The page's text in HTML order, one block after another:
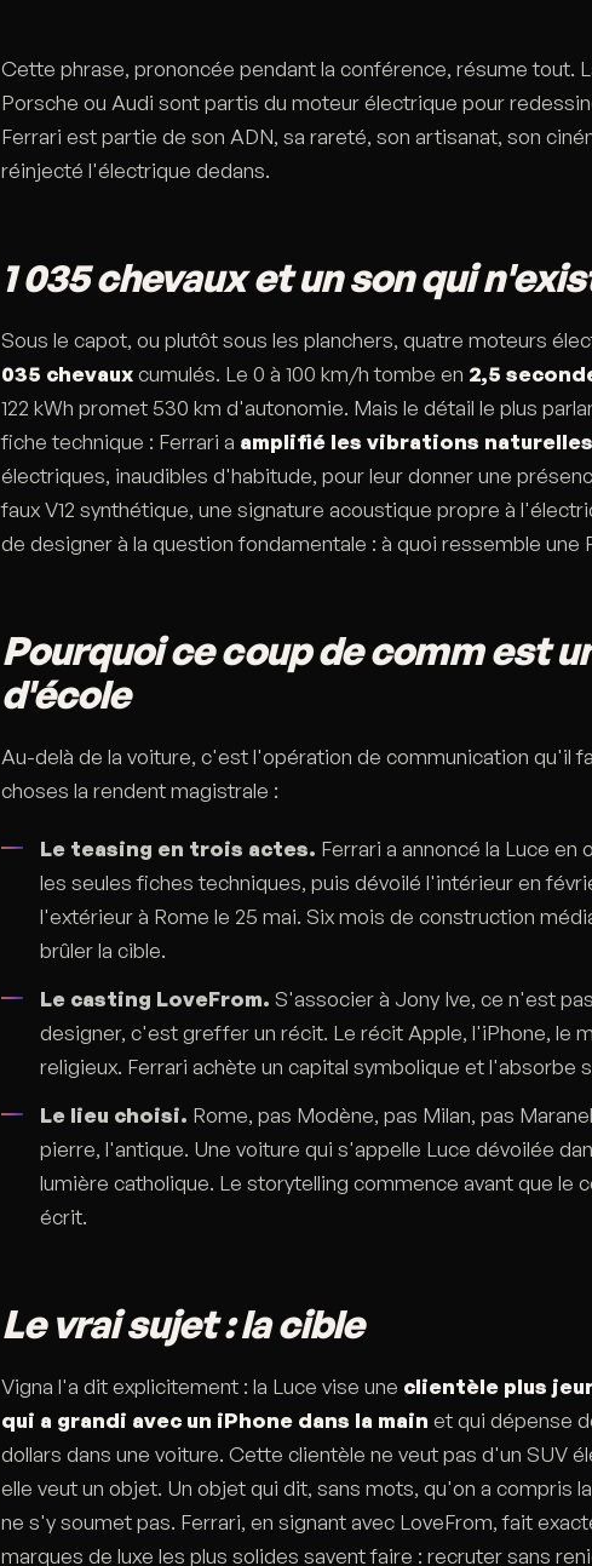
Cette phrase, prononcée pendant la conférence, résume tout.
Porsche ou Audi sont partis du moteur électrique pour
Ferrari est partie de son ADN, sa rareté, son artisanat, son
réinjecté l'électrique dedans.
1 035 chevaux et un son qui
Sous le capot, ou plutôt sous les planchers, quatre moteurs
035 chevauxcumulés. Le 0 à 100 km/h tombe en 2,5
122 kWh promet 530 km d'autonomie. Mais le détail le plus
fiche technique : Ferrari a amplifié les vibrations naturelles
électriques, inaudibles d'habitude, pour leur donner une
faux V12 synthétique, une signature acoustique propre à
de designer à la question fondamentale : à quoi ressemble une
Pourquoi ce coup de comm est
d'école
Au-delà de la voiture, c'est l'opération de communication qu'il
choses la rendent magistrale :
Le teasing en trois actes. Ferrari a annoncé la Luce en
les seules fiches techniques, puis dévoilé l'intérieur en
l'extérieur à Rome le 25 mai. Six mois de construction
brûler la cible.
Le casting LoveFrom. S'associer à Jony Ive, ce n'est
designer, c'est greffer un récit. Le récit Apple, l'iPhone, le
religieux. Ferrari achète un capital symbolique et l'absorbe
Le lieu choisi. Rome, pas Modène, pas Milan, pas
pierre, l'antique. Une voiture qui s'appelle Luce dévoilée
lumière catholique. Le storytelling commence avant que le
écrit.
Le vrai sujet : la cible
Vigna l'a dit explicitement : la Luce vise une clientèle plus
qui a grandi avec un iPhone dans la main et qui dépense
dollars dans une voiture. Cette clientèle ne veut pas d'un SUV
elle veut un objet. Un objet qui dit, sans mots, qu'on a compris
ne s'y soumet pas. Ferrari, en signant avec LoveFrom, fait
marques de luxe les plus solides savent faire : recruter sans